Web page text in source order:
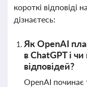
короткі відповіді
дізнаєтесь:
Як OpenAI
в ChatGPT і
відповідей?
OpenAI починає